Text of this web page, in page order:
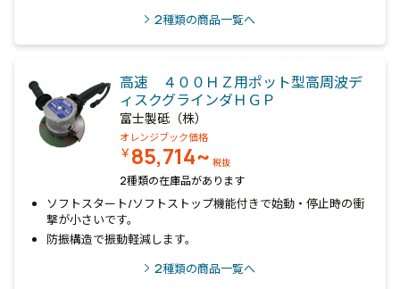
2種類の商品一覧へ
高速 ４００ＨＺ用ポット型高周波デ
ィスクグラインダＨＧＰ
富士製砥（株）
オレンジブック価格
￥85,714~ 税抜
2種類の在庫品があります
ソフトスタート/ソフトストップ機能付きで始動・停止時の衝
撃が小さいです。
防振構造で振動軽減します。
2種類の商品一覧へ